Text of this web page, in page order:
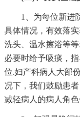
1、为每位新进院
具体情况，有效落
洗头、温水擦浴等
必要时给予吸痰，
位.妇产科病人大部
况下，我们鼓励患
减轻病人的病人角色